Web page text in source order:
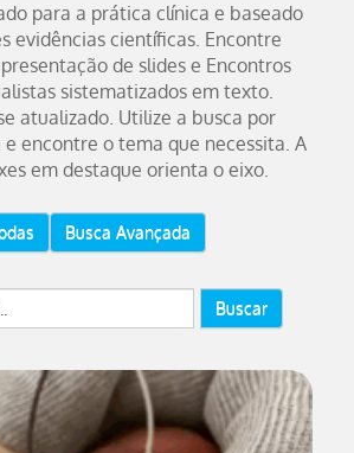
para a prática clínica e baseado
evidências científicas. Encontre
de slides e Encontros
sistematizados em texto.
atualizado. Utilize a busca por
e encontre o tema que necessita. A
em destaque orienta o eixo.
Busca Avançada
Buscar